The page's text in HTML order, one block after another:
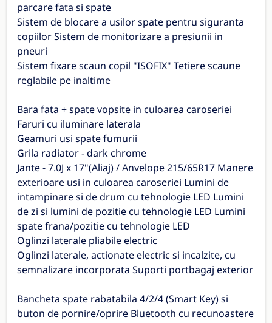
parcare fata si spate
Sistem de blocare a usilor spate pentru siguranta
copiilor Sistem de monitorizare a presiunii in
pneuri
Sistem fixare scaun copil "ISOFIX" Tetiere scaune
reglabile pe inaltime
Bara fata + spate vopsite in culoarea caroseriei
Faruri cu iluminare laterala
Geamuri usi spate fumurii
Grila radiator - dark chrome
Jante - 7.0J x 17"(Aliaj) / Anvelope 215/65R17 Manere
exterioare usi in culoarea caroseriei Lumini de
intampinare si de drum cu tehnologie LED Lumini
de zi si lumini de pozitie cu tehnologie LED Lumini
spate frana/pozitie cu tehnologie LED
Oglinzi laterale pliabile electric
Oglinzi laterale, actionate electric si incalzite, cu
semnalizare incorporata Suporti portbagaj exterior
Bancheta spate rabatabila 4/2/4 (Smart Key) si
buton de pornire/oprire Bluetooth cu recunoastere